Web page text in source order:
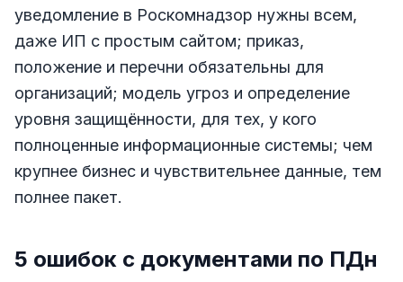
уведомление в Роскомнадзор нужны всем,
даже ИП с простым сайтом; приказ,
положение и перечни обязательны для
организаций; модель угроз и определение
уровня защищённости, для тех, у кого
полноценные информационные системы; чем
крупнее бизнес и чувствительнее данные, тем
полнее пакет.
5 ошибок с документами по ПДн